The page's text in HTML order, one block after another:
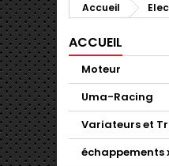
Accueil
ACCUEIL
Moteur
Uma-Racing
Variateurs et
échappements